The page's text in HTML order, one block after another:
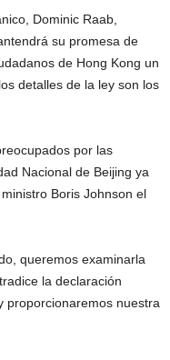
Dominic Raab,
su promesa de
de Hong Kong un
detalles de la ley son los
por las
Nacional de Beijing ya
Boris Johnson el
queremos examinarla
la declaración
proporcionaremos nuestra